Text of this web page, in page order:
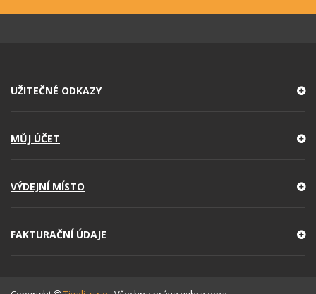
UŽITEČNÉ ODKAZY
MŮJ ÚČET
VÝDEJNÍ MÍSTO
FAKTURAČNÍ ÚDAJE